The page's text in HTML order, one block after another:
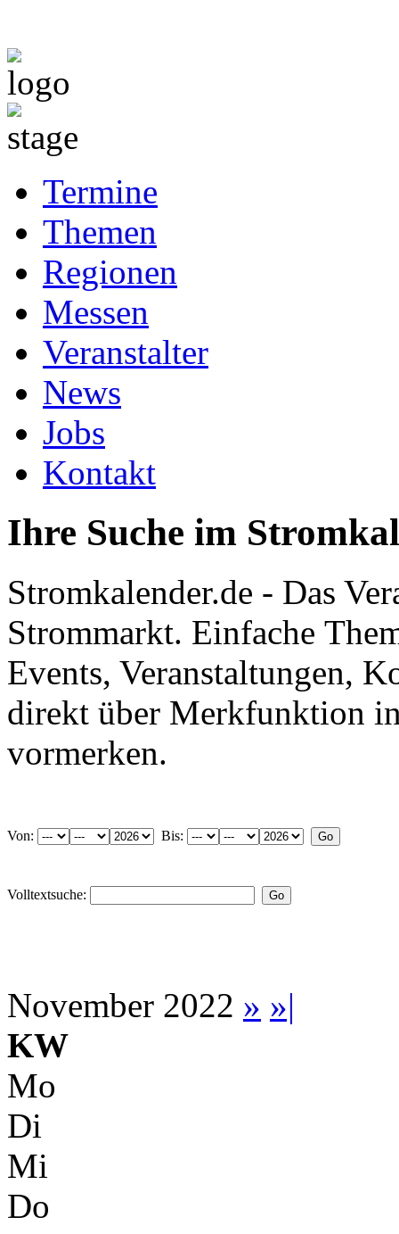
Termine
Themen
Regionen
Messen
Veranstalter
News
Jobs
Kontakt
Ihre Suche im
Stromkalender.de - Das
Strommarkt. Einfache
Events, Veranstaltungen,
direkt über Merkfunktion
vormerken.
Von: Bis:
Volltextsuche:
November 2022 » »|
KW
Mo
Di
Mi
Do